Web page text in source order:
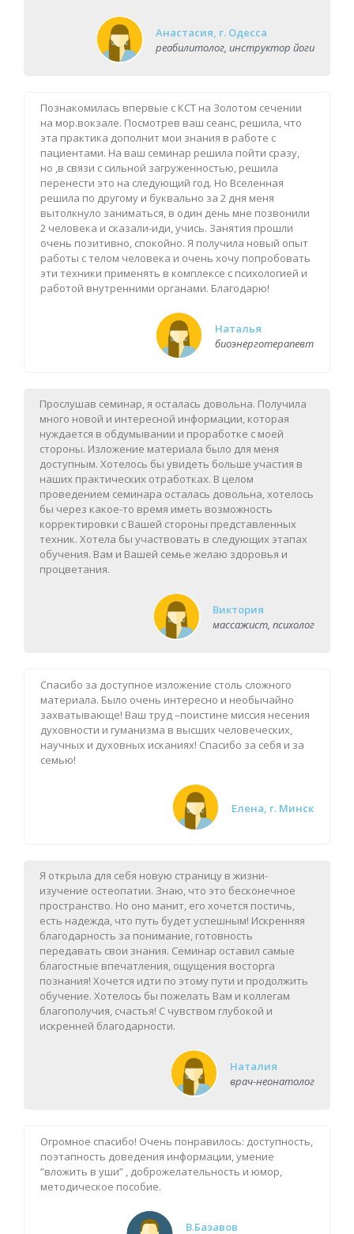
Анастасия, г. Одесса
реабилитолог, инструктор йоги
Познакомилась впервые с КСТ на Золотом сечении
на мор.вокзале. Посмотрев ваш сеанс, решила, что
эта практика дополнит мои знания в работе с
пациентами. На ваш семинар решила пойти сразу,
но ,в связи с сильной загруженностью, решила
перенести это на следующий год. Но Вселенная
решила по другому и буквально за 2 дня меня
вытолкнуло заниматься, в один день мне позвонили
2 человека и сказали-иди, учись. Занятия прошли
очень позитивно, спокойно. Я получила новый опыт
работы с телом человека и очень хочу попробовать
эти техники применять в комплексе с психологией и
работой внутренними органами. Благодарю!
Наталья
биоэнерготерапевт
Прослушав семинар, я осталась довольна. Получила
много новой и интересной информации, которая
нуждается в обдумывании и проработке с моей
стороны. Изложение материала было для меня
доступным. Хотелось бы увидеть больше участия в
наших практических отработках. В целом
проведением семинара осталась довольна, хотелось
бы через какое-то время иметь возможность
корректировки с Вашей стороны представленных
техник. Хотела бы участвовать в следующих этапах
обучения. Вам и Вашей семье желаю здоровья и
процветания.
Виктория
массажист, психолог
Спасибо за доступное изложение столь сложного
материала. Было очень интересно и необычайно
захватывающе! Ваш труд –поистине миссия несения
духовности и гуманизма в высших человеческих,
научных и духовных исканиях! Спасибо за себя и за
семью!
Елена, г. Минск
Я открыла для себя новую страницу в жизни-
изучение остеопатии. Знаю, что это бесконечное
пространство. Но оно манит, его хочется постичь,
есть надежда, что путь будет успешным! Искренняя
благодарность за понимание, готовность
передавать свои знания. Семинар оставил самые
благостные впечатления, ощущения восторга
познания! Хочется идти по этому пути и продолжить
обучение. Хотелось бы пожелать Вам и коллегам
благополучия, счастья! С чувством глубокой и
искренней благодарности.
Наталия
врач-неонатолог
Огромное спасибо! Очень понравилось: доступность,
поэтапность доведения информации, умение
”вложить в уши” , доброжелательность и юмор,
методическое пособие.
В.Базавов